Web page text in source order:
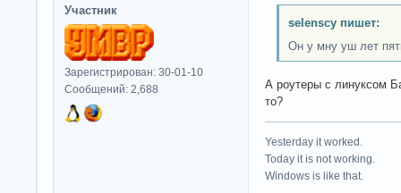
Участник
Зарегистрирован: 30-01-10
Сообщений: 2,688
selenscy пишет:
Он у мну уш лет
А роутеры с линуксом
то?
Yesterday it worked.
Today it is not working.
Windows is like that.